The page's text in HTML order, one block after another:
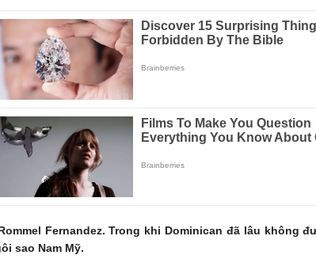
Fernandez. Trong khi Dominican đã lâu không
sao Nam Mỹ.